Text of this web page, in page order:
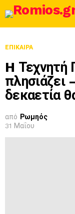
ΕΠΊΚΑΙΡΑ
H Τεχνητή
πλησιάζει
δεκαετία
από Ρωμηός
31 Μαΐου